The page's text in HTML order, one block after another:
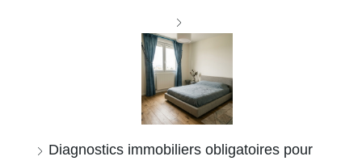
Diagnostics immobiliers obligatoires pour